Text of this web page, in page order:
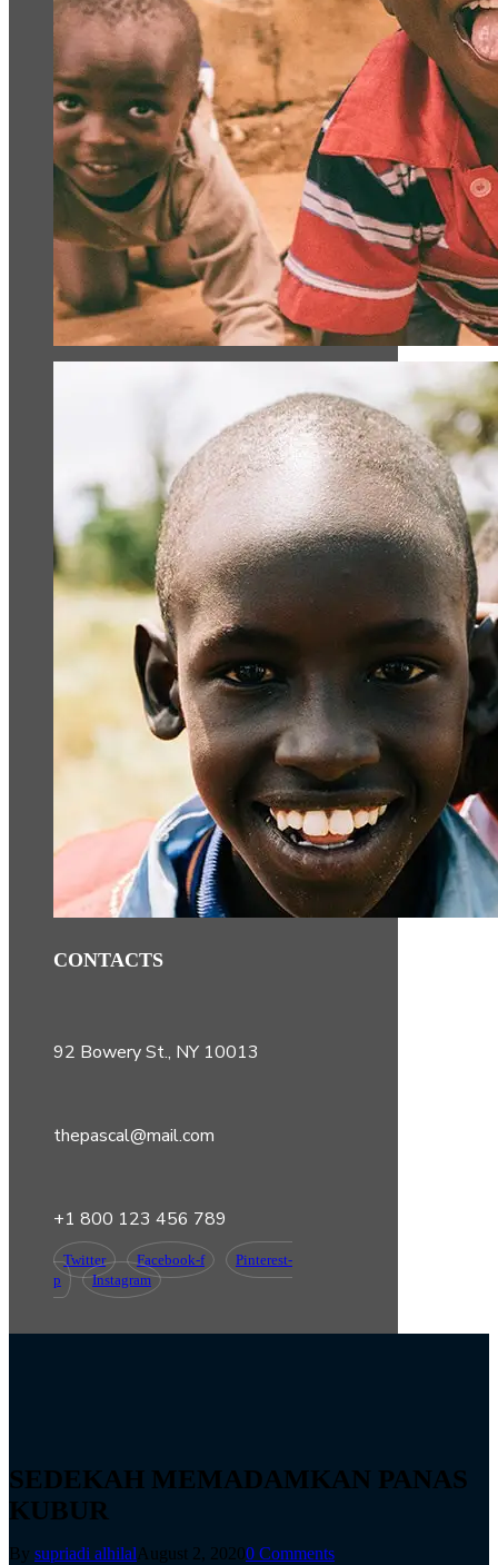
CONTACTS
92 Bowery St., NY 10013
thepascal@mail.com
+1 800 123 456 789
Twitter Facebook-f
Pinterest-
p
Instagram
SEDEKAH MEMADAMKAN PANAS
KUBUR
By supriadi alhilalAugust 2, 20200 Comments